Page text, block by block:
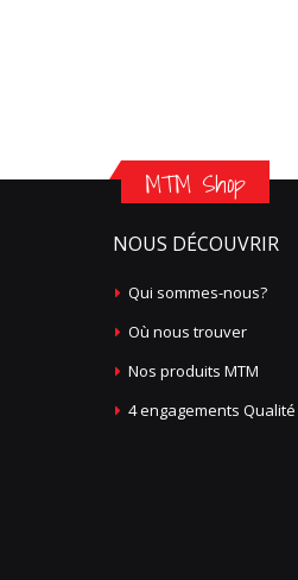
MTM Shop
NOUS DÉCOUVRIR
Qui sommes-nous?
Où nous trouver
Nos produits MTM
4 engagements Qualité